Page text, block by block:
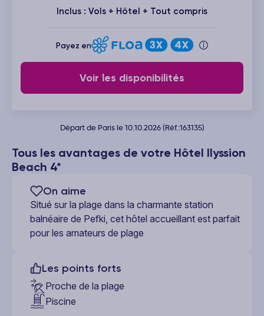
Tous les avantages de votre Hôtel Ilyssion
Beach 4*
On aime
Situé sur la plage dans la charmante station
balnéaire de Pefki, cet hôtel accueillant est parfait
pour les amateurs de plage
Les points forts
Proche de la plage
Piscine
Inclus : Vols + Hôtel + Tout compris
Payez en
Voir les disponibilités
Départ de Paris le 10.10.2026 (Réf.:163135)